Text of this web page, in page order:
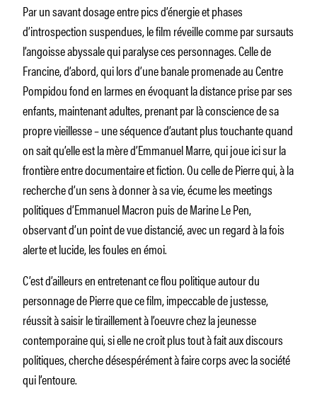
Par un savant dosage entre pics d’énergie et phases
d’introspection suspendues, le film réveille comme par sursauts
l’angoisse abyssale qui paralyse ces personnages.Celle de
Francine, d’abord, qui lors d’une banale promenade au Centre
Pompidou fond en larmes en évoquant la distance prise par ses
enfants, maintenant adultes, prenant par là conscience de sa
propre vieillesse – une séquence d’autant plus touchante quand
on sait qu’elle est la mère d’Emmanuel Marre, qui joue ici sur la
frontière entre documentaire et fiction.Ou celle de Pierre qui, à la
recherche d’un sens à donner à sa vie, écume les meetings
politiques d’Emmanuel Macron puis de Marine Le Pen,
observant d’un point de vue distancié, avec un regard à la fois
alerte et lucide, les foules en émoi.
C’est d’ailleurs en entretenant ce flou politique autour du
personnage de Pierre que ce film, impeccable de justesse,
réussit à saisir le tiraillement à l’oeuvre chez la jeunesse
contemporaine qui, si elle ne croit plus tout à fait aux discours
politiques, cherche désespérément à faire corps avec la société
qui l’entoure.